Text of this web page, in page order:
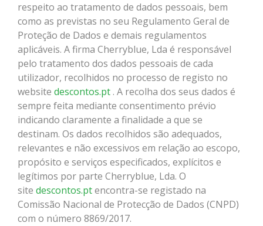
respeito ao tratamento de dados pessoais, bem
como as previstas no seu Regulamento Geral de
Proteção de Dados e demais regulamentos
aplicáveis. A firma Cherryblue, Lda é responsável
pelo tratamento dos dados pessoais de cada
utilizador, recolhidos no processo de registo no
website descontos.pt . A recolha dos seus dados é
sempre feita mediante consentimento prévio
indicando claramente a finalidade a que se
destinam. Os dados recolhidos são adequados,
relevantes e não excessivos em relação ao escopo,
propósito e serviços especificados, explícitos e
legítimos por parte Cherryblue, Lda. O
site descontos.ptencontra-se registado na
Comissão Nacional de Protecção de Dados (CNPD)
com o número 8869/2017.